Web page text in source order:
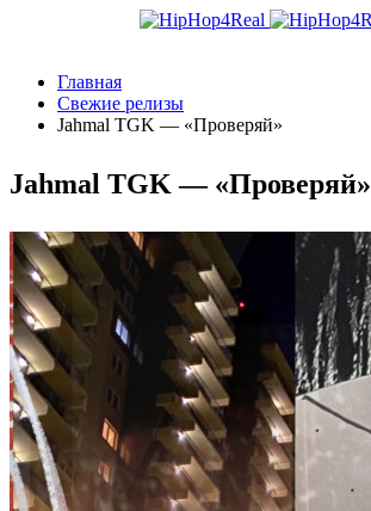
Главная
Свежие релизы
Jahmal TGK — «Проверяй»
Jahmal TGK — «Проверяй»